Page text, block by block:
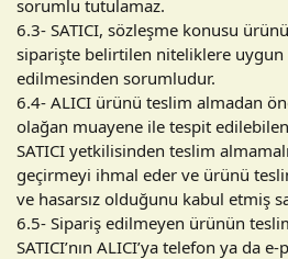
sorumlu tutulamaz.
6.3- SATICI, sözleşme konusu
siparişte belirtilen niteliklere uygun
edilmesinden sorumludur.
6.4- ALICI ürünü teslim almadan
olağan muayene ile tespit edilebilen
SATICI yetkilisinden teslim
geçirmeyi ihmal eder ve ürünü
ve hasarsız olduğunu kabul etmiş
6.5- Sipariş edilmeyen ürünün
SATICI’nın ALICI’ya telefon ya da